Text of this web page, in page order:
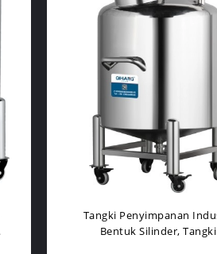
Tangki Penyimpanan
Bentuk Silinder, Tangki